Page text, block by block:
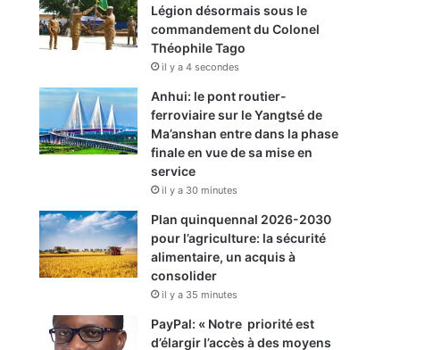
Légion désormais sous le
commandement du Colonel
Théophile Tago
il y a 4 secondes
Anhui: le pont routier-
ferroviaire sur le Yangtsé de
Ma’anshan entre dans la phase
finale en vue de sa mise en
service
il y a 30 minutes
Plan quinquennal 2026-2030
pour l’agriculture: la sécurité
alimentaire, un acquis à
consolider
il y a 35 minutes
PayPal: « Notre priorité est
d’élargir l’accès à des moyens